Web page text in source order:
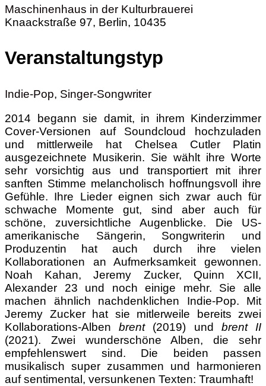
Maschinenhaus in der Kulturbrauerei
Knaackstraße 97, Berlin, 10435
Veranstaltungstyp
Indie-Pop, Singer-Songwriter
2014 begann sie damit, in ihrem Kinderzimmer
Cover-Versionen auf Soundcloud hochzuladen
und mittlerweile hat Chelsea Cutler Platin
ausgezeichnete Musikerin. Sie wählt ihre Worte
sehr vorsichtig aus und transportiert mit ihrer
sanften Stimme melancholisch hoffnungsvoll ihre
Gefühle. Ihre Lieder eignen sich zwar auch für
schwache Momente gut, sind aber auch für
schöne, zuversichtliche Augenblicke. Die US-
amerikanische Sängerin, Songwriterin und
Produzentin hat auch durch ihre vielen
Kollaborationen an Aufmerksamkeit gewonnen.
Noah Kahan,Jeremy Zucker, Quinn XCII,
Alexander 23 und noch einige mehr. Sie alle
machen ähnlich nachdenklichen Indie-Pop. Mit
Jeremy Zucker hat sie mitlerweile bereits zwei
Kollaborations-Albenbrent(2019) und brent II
(2021). Zwei wunderschöne Alben, die sehr
empfehlenswert sind. Die beiden passen
musikalisch super zusammen und harmonieren
auf sentimental, versunkenen Texten: Traumhaft!